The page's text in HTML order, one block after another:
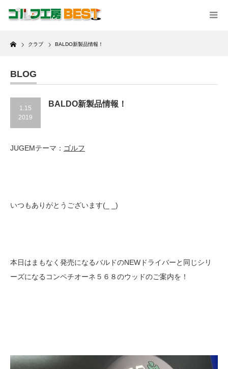
Home
クラブ BALDO新製品情報！
BLOG
1.15
2019
BALDO新製品情報！
JUGEMテーマ： ゴルフ
いつもありがとうございます(_ _)
本日はまもなく発売になるバルドのNEWドライバーと同じシリ
ーズになるコンペチオーネ５６８のウッドのご案内を！